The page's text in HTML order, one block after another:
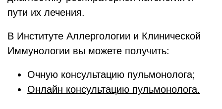
пути их лечения.
В Институте Аллергологии и Клинической
Иммунологии вы можете получить:
Очную консультацию пульмонолога;
Онлайн консультацию пульмонолога.